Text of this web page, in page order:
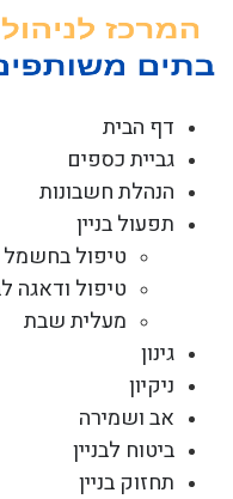
דף הבית
גביית כספים
הנהלת חשבונות
תפעול בניין
טיפול בחשמל
טיפול ודאגה
מעלית שבת
גינון
ניקיון
אב ושמירה
ביטוח לבניין
תחזוק בניין